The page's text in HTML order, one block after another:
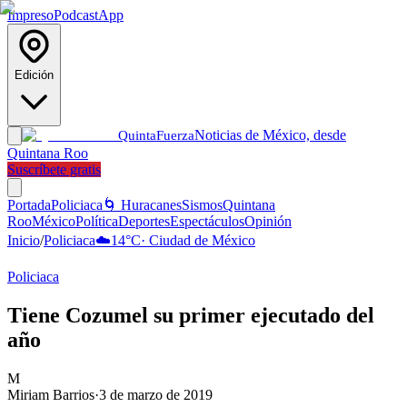
ImpresoPodcastApp
Edición
QuintaFuerzaNoticias de México, desde
Quintana Roo
Suscríbete gratis
PortadaPoliciaca 🌀 HuracanesSismosQuintana
RooMéxicoPolíticaDeportesEspectáculosOpinión
Inicio/Policiaca☁️14°C· Ciudad de México
Policiaca
Tiene Cozumel su primer ejecutado del
año
M
Miriam Barrios·3 de marzo de 2019